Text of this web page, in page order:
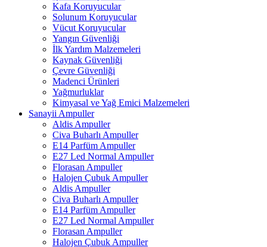
Kafa Koruyucular
Solunum Koruyucular
Vücut Koruyucular
Yangın Güvenliği
İlk Yardım Malzemeleri
Kaynak Güvenliği
Çevre Güvenliği
Madenci Ürünleri
Yağmurluklar
Kimyasal ve Yağ Emici Malzemeleri
Sanayii Ampuller
Aldis Ampuller
Civa Buharlı Ampuller
E14 Parfüm Ampuller
E27 Led Normal Ampuller
Florasan Ampuller
Halojen Çubuk Ampuller
Aldis Ampuller
Civa Buharlı Ampuller
E14 Parfüm Ampuller
E27 Led Normal Ampuller
Florasan Ampuller
Halojen Çubuk Ampuller